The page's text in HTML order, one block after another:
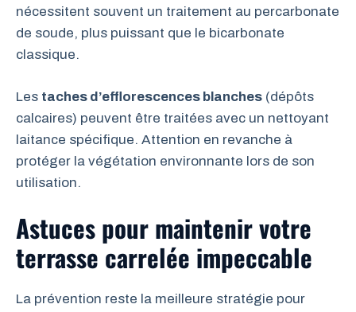
nécessitent souvent un traitement au percarbonate
de soude, plus puissant que le bicarbonate
classique.
Les taches d’efflorescences blanches (dépôts
calcaires) peuvent être traitées avec un nettoyant
laitance spécifique. Attention en revanche à
protéger la végétation environnante lors de son
utilisation.
Astuces pour maintenir votre
terrasse carrelée impeccable
La prévention reste la meilleure stratégie pour